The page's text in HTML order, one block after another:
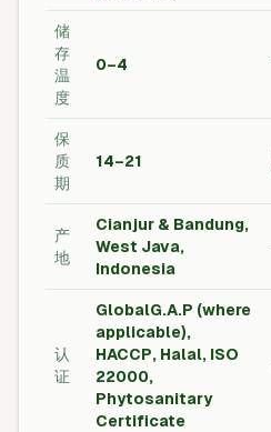
储
存
温
度
0–4
保
质
期
14–21
产
地
Cianjur & Bandung,
West Java,
Indonesia
认
证
GlobalG.A.P (where
applicable),
HACCP, Halal, ISO
22000,
Phytosanitary
Certificate